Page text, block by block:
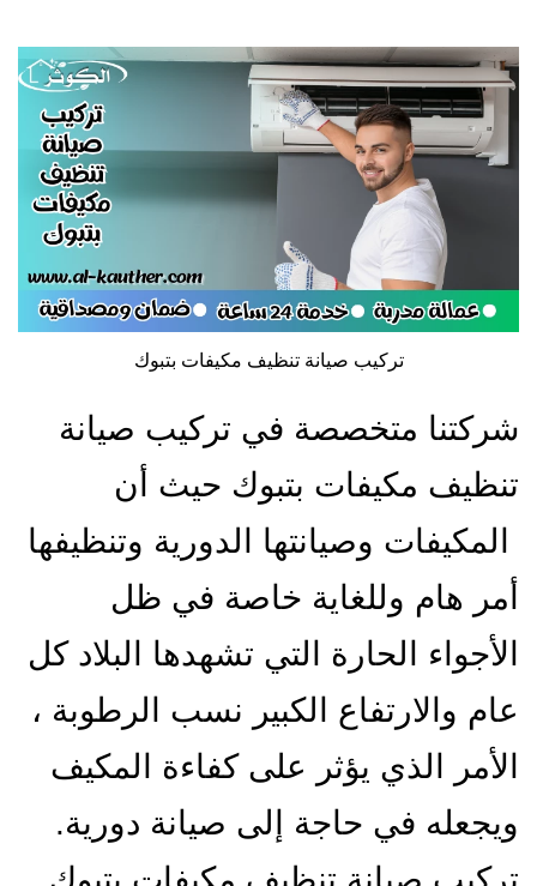
تركيب صيانة تنظيف مكيفات بتبوك
شركتنا متخصصة في تركيب صيانة
تنظيف مكيفات بتبوك حيث أن
المكيفات وصيانتها الدورية وتنظيفها
أمر هام وللغاية خاصة في ظل
الأجواء الحارة التي تشهدها البلاد كل
عام والارتفاع الكبير نسب الرطوبة ،
الأمر الذي يؤثر على كفاءة المكيف
ويجعله في حاجة إلى صيانة دورية.